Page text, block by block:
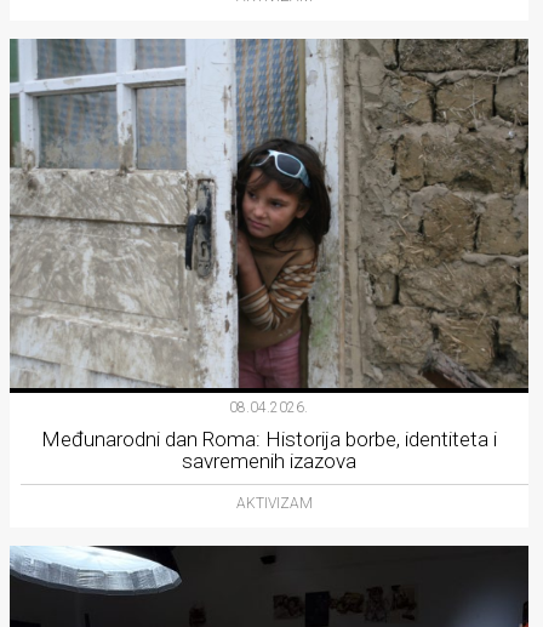
08.04.2026.
Međunarodni dan Roma: Historija borbe, identiteta i
savremenih izazova
AKTIVIZAM